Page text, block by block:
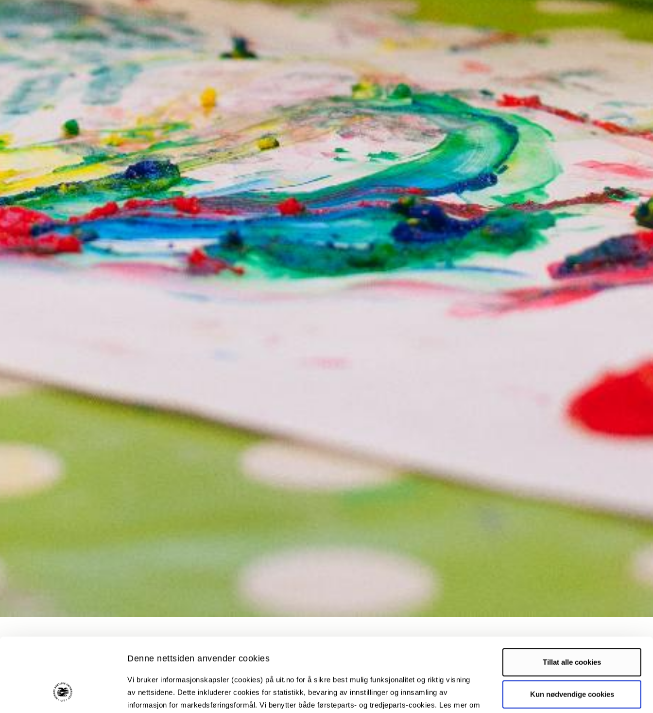
Denne nettsiden anvender cookies
Vi bruker informasjonskapsler (cookies) på uit.no for å sikre best mulig funksjonalitet og riktig visning
av nettsidene. Dette inkluderer cookies for statistikk, bevaring av innstillinger og innsamling av
informasjon for markedsføringsformål. Vi benytter både førsteparts- og tredjeparts-cookies. Les mer om
Tillat alle cookies
Kun nødvendige cookies
Barnehagefaglig forskningsnettverk